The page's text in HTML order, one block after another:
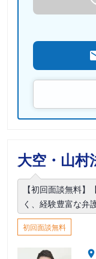
大空・山村
【初回面談無料
く、経験豊富な弁
初回面談無料